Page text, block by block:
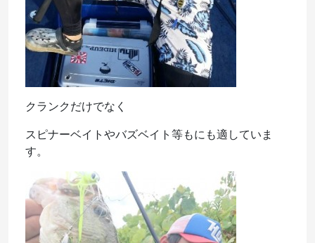
クランクだけでなく
スピナーベイトやバズベイト等もにも適していま
す。